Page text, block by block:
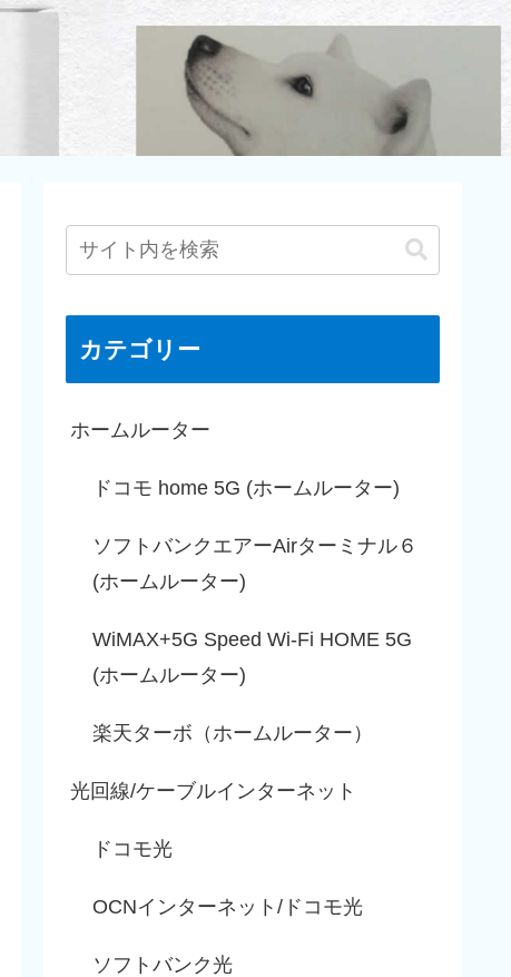
カテゴリー
ホームルーター
ドコモ home 5G (ホームルーター)
ソフトバンクエアーAirターミナル６
(ホームルーター)
WiMAX+5G Speed Wi-Fi HOME 5G
(ホームルーター)
楽天ターボ（ホームルーター）
光回線/ケーブルインターネット
ドコモ光
OCNインターネット/ドコモ光
ソフトバンク光